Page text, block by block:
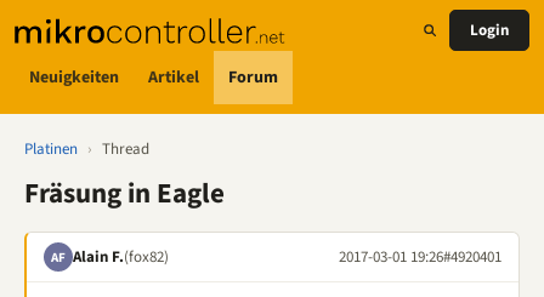
Neuigkeiten Artikel Forum
Login
Platinen › Thread
Fräsung in Eagle
AF Alain F.(fox82) 2017-03-01 19:26#4920401